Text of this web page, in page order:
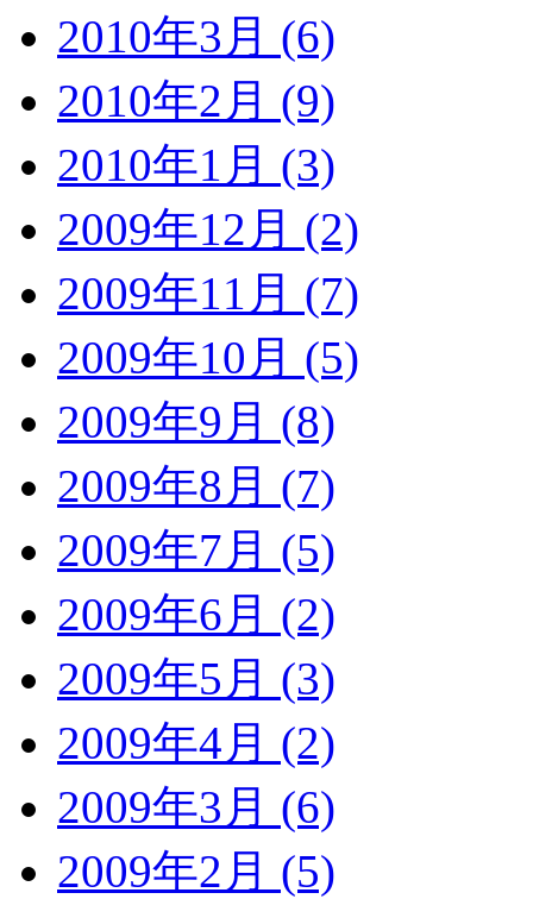
2010年3月 (6)
2010年2月 (9)
2010年1月 (3)
2009年12月 (2)
2009年11月 (7)
2009年10月 (5)
2009年9月 (8)
2009年8月 (7)
2009年7月 (5)
2009年6月 (2)
2009年5月 (3)
2009年4月 (2)
2009年3月 (6)
2009年2月 (5)